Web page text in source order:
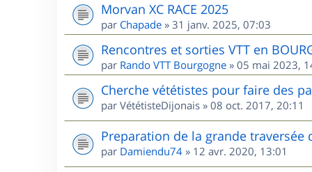
Morvan XC RACE 2025
par Chapade » 31 janv. 2025, 07:03
Rencontres et sorties VTT en
par Rando VTT Bourgogne » 05 mai 2023,
Cherche vététistes pour faire des
par VététisteDijonais » 08 oct. 2017, 20:11
Preparation de la grande traversée
par Damiendu74 » 12 avr. 2020, 13:01